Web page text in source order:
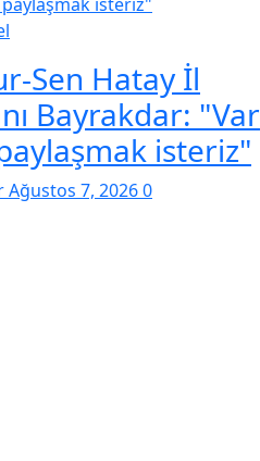
Sen Hatay İl
Bayrakdar: "Var
isteriz"
Ağustos 7, 20260